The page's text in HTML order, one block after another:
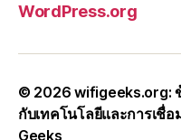
WordPress.org
© 2026wifigeeks.org:
กับเทคโนโลยีและการเชื่อ
Geeks